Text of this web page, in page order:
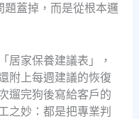
蓋掉，而是從根本邏
居家保養建議表」，
附上每週建議的恢復
遛完狗後寫給客戶的
之妙：都是把專業判